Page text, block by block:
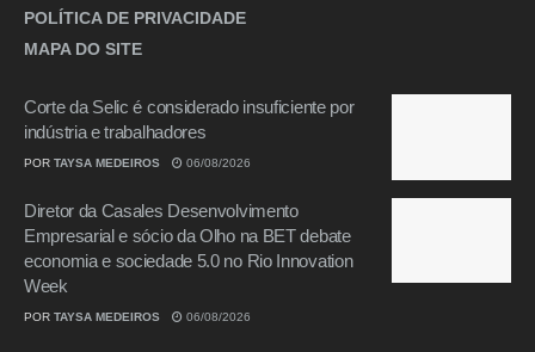
POLÍTICA DE PRIVACIDADE
MAPA DO SITE
Corte da Selic é considerado insuficiente por
indústria e trabalhadores
POR TAYSA MEDEIROS 06/08/2026
Diretor da Casales Desenvolvimento
Empresarial e sócio da Olho na BET debate
economia e sociedade 5.0 no Rio Innovation
Week
POR TAYSA MEDEIROS 06/08/2026